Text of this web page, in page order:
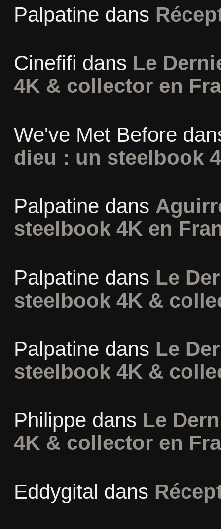
Palpatine dans
Cinefifi dans Le
4K & collector en
We've Met Before
dieu : un steelbook
Palpatine dans
steelbook 4K en
Palpatine dans Le
steelbook 4K &
Palpatine dans Le
steelbook 4K &
Philippe dans Le
4K & collector en
Eddygital dans